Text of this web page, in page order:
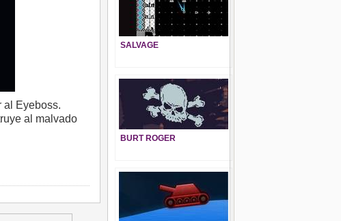
al Eyeboss.
al malvado
SALVAGE
BURT ROGER